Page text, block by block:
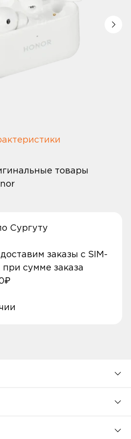
товары
Сургуту
заказы с SIM-
при сумме заказа
наушники Magic
стабильный сигнал